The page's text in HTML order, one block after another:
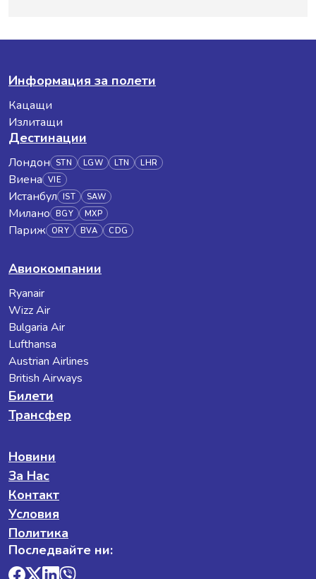
Информация за полети
Кацащи
Излитащи
Дестинации
Лондон STN LGW LTN LHR
Виена VIE
Истанбул IST SAW
Милано BGY MXP
Париж ORY BVA CDG
Авиокомпании
Ryanair
Wizz Air
Bulgaria Air
Lufthansa
Austrian Airlines
British Airways
Билети
Трансфер
Новини
За Нас
Контакт
Условия
Политика
Последвайте ни: